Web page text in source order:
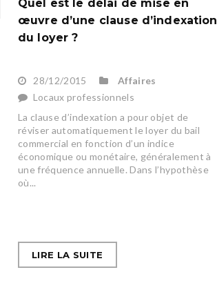
Quel est le délai de mise en
œuvre d’une clause d’indexation
du loyer ?
28/12/2015
Affaires
Locaux professionnels
La clause d’indexation a pour objet de
réviser automatiquement le loyer du bail
commercial en fonction d’un indice
économique ou monétaire, généralement à
une fréquence annuelle. Dans l’hypothèse
où...
LIRE LA SUITE